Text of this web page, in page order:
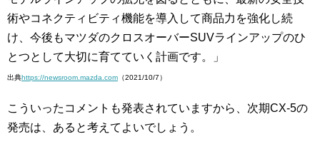
術やコネクティビティ機能を導入して商品力を強化し続
け、今後もマツダのクロスオーバーSUVラインアップのひ
とつとして大切に育てていく計画です。」
出典https://newsroom.mazda.com （2021/10/7）
こういったコメントも発表されていますから、次期CX-5の
発売は、あると考えてよいでしょう。